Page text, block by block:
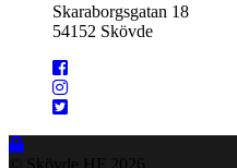
Skaraborgsgatan 18
54152 Skövde
© Skövde HF 2026